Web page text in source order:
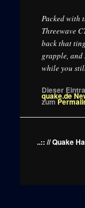
Packed with
Threewave
back that
grapple, and
while you
Dieser
quake.de
zum
..:: // Quake